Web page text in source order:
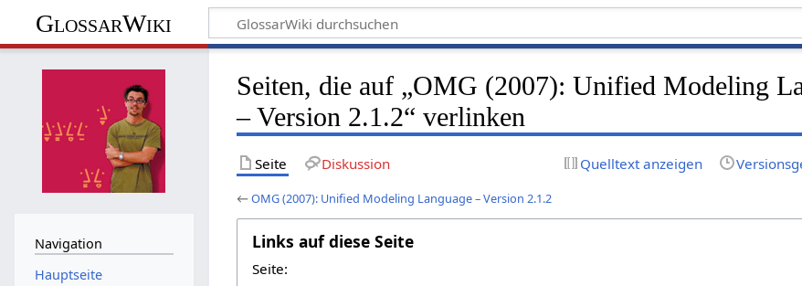
GlossarWiki
Seiten, die auf „OMG (2007): Unified Modeling
– Version 2.1.2“ verlinken
Seite Diskussion Quelltext anzeigen
←OMG (2007): Unified Modeling Language – Version 2.1.2
Links auf diese Seite
Seite:
Navigation
Hauptseite